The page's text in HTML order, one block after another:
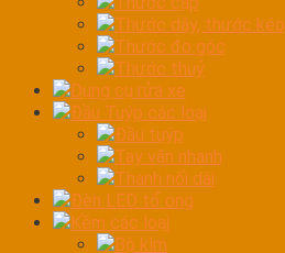
Thước dây, thước kéo
Thước đo góc
Thước thuỷ
Dụng cụ rửa xe
Đầu Tuýp các loại
Đầu tuýp
Tay vặn nhanh
Thanh nối dài
Đèn LED tổ ong
Kềm các loại
Bộ kìm